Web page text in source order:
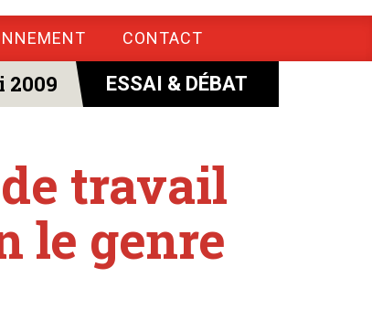
CONTACT
ESSAI & DÉBAT
2009
travail
le genre